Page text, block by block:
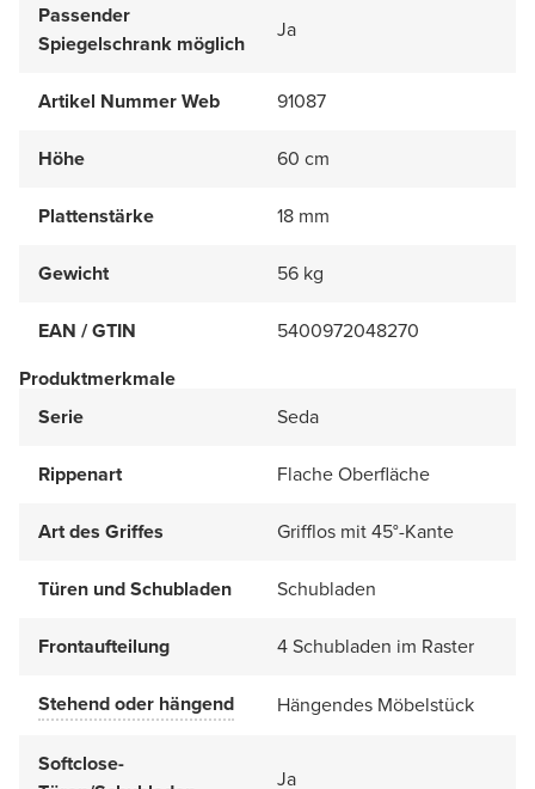
Passender
Spiegelschrank möglich
Ja
Artikel Nummer Web 91087
Höhe 60 cm
Plattenstärke 18 mm
Gewicht 56 kg
EAN / GTIN
5400972048270
Produktmerkmale
Serie
Seda
Rippenart Flache Oberfläche
Art des Griffes Grifflos mit 45°-Kante
Türen und Schubladen Schubladen
Frontaufteilung 4 Schubladen im Raster
Stehend oder hängend Hängendes Möbelstück
Softclose-
Ja